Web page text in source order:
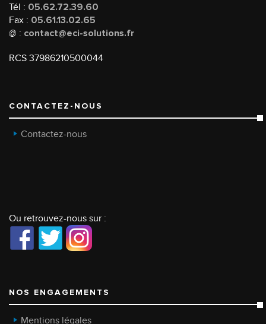
Tél : 05.62.72.39.60
Fax : 05.61.13.02.65
@ : contact@eci-solutions.fr
RCS 37986210500044
CONTACTEZ-NOUS
Contactez-nous
Ou retrouvez-nous sur :
NOS ENGAGEMENTS
Mentions légales